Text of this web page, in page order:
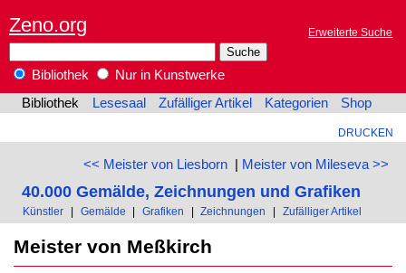
Zeno.org Erweiterte Suche
Bibliothek
Nur in Kunstwerke
Bibliothek
Lesesaal Zufälliger Artikel Kategorien Shop
DRUCKEN
<< Meister von Liesborn| Meister von Mileseva >>
40.000 Gemälde, Zeichnungen und Grafiken
Künstler | Gemälde | Grafiken | Zeichnungen | Zufälliger Artikel
Meister von Meßkirch